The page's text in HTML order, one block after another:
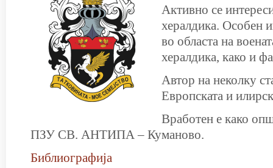
Активно се
хералдика. Особен
во областа на
хералдика, како и
Автор на неколку
Европската и
Вработен е како
ПЗУ СВ. АНТИПА – Куманово.
Библиографија